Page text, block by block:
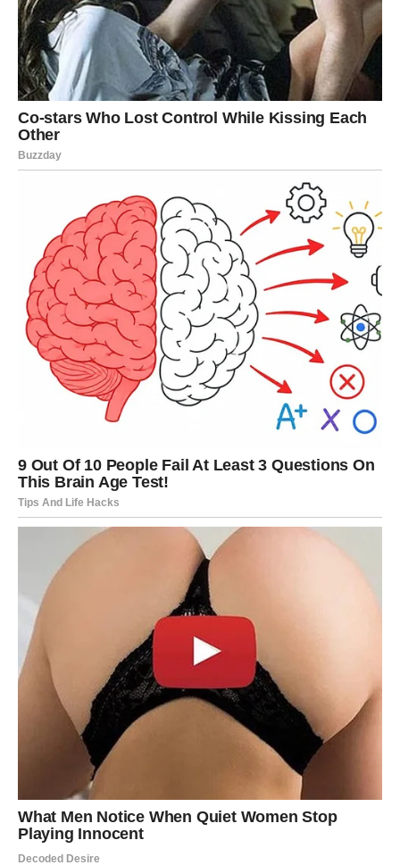
ekstremnim uvjetima i igraju ključnu ulogu u očuvanju osjetljive
ekološke ravnoteže jezera.
Zadivljujuća privlačnost Plavetnoga jezera leži u njegovoj
pozadini. Ovo čudo prirode mami turiste svojom
neusporedivom ljepotom i služi kao izvanredno svjedočanstvo
Oglasi